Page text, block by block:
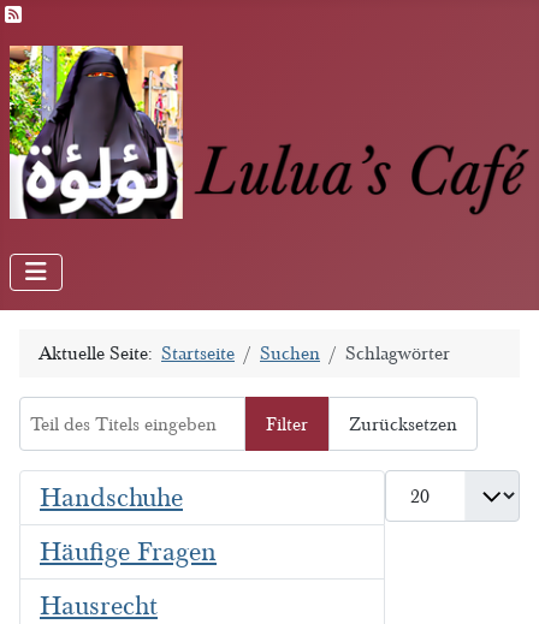
Aktuelle Seite: Startseite Suchen Schlagwörter
Filter Zurücksetzen
Anzeige #
Handschuhe
Häufige Fragen
Hausrecht